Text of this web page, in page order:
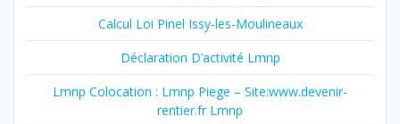
Calcul Loi Pinel Issy-les-Moulineaux
Déclaration D’activité Lmnp
Lmnp Colocation : Lmnp Piege – Site:www.devenir-
rentier.fr Lmnp